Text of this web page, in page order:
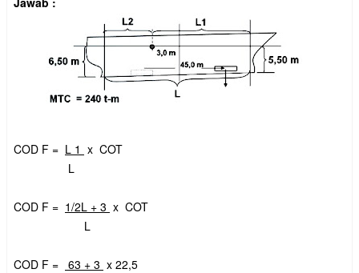
COD F = L 1 x COT
L
COD F = 1/2L + 3 x COT
L
COD F = 63 + 3 x 22,5